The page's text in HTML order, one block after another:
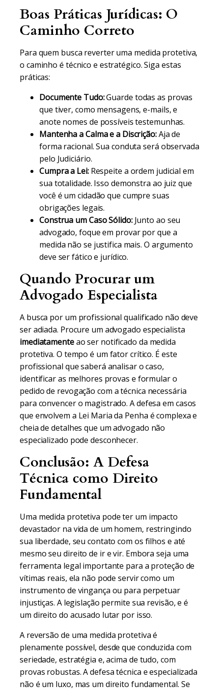
Boas Práticas Jurídicas: O
Caminho Correto
Para quem busca reverter uma medida protetiva,
o caminho é técnico e estratégico. Siga estas
práticas:
Documente Tudo:Guarde todas as provas
que tiver, como mensagens, e-mails, e
anote nomes de possíveis testemunhas.
Mantenha a Calma e a Discrição:Aja de
forma racional. Sua conduta será observada
pelo Judiciário.
Cumpra a Lei:Respeite a ordem judicial em
sua totalidade. Isso demonstra ao juiz que
você é um cidadão que cumpre suas
obrigações legais.
Construa um Caso Sólido:Junto ao seu
advogado, foque em provar por que a
medida não se justifica mais. O argumento
deve ser fático e jurídico.
Quando Procurar um
Advogado Especialista
A busca por um profissional qualificado não deve
ser adiada. Procure um advogado especialista
imediatamenteao ser notificado da medida
protetiva. O tempo é um fator crítico. É este
profissional que saberá analisar o caso,
identificar as melhores provas e formular o
pedido de revogação com a técnica necessária
para convencer o magistrado. A defesa em casos
que envolvem a Lei Maria da Penha é complexa e
cheia de detalhes que um advogado não
especializado pode desconhecer.
Conclusão: A Defesa
Técnica como Direito
Fundamental
Uma medida protetiva pode ter um impacto
devastador na vida de um homem, restringindo
sua liberdade, seu contato com os filhos e até
mesmo seu direito de ir e vir. Embora seja uma
ferramenta legal importante para a proteção de
vítimas reais, ela não pode servir como um
instrumento de vingança ou para perpetuar
injustiças. A legislação permite sua revisão, e é
um direito do acusado lutar por isso.
A reversão de uma medida protetiva é
plenamente possível, desde que conduzida com
seriedade, estratégia e, acima de tudo, com
provas robustas. A defesa técnica e especializada
não é um luxo, mas um direito fundamental. Se